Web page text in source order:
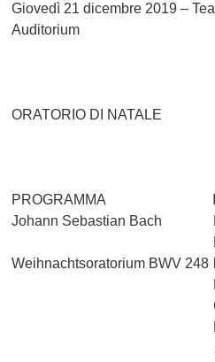
Giovedì 21 dicembre 2019 –
Auditorium
ORATORIO DI NATALE
PROGRAMMA
Johann Sebastian Bach
Weihnachtsoratorium BWV 248